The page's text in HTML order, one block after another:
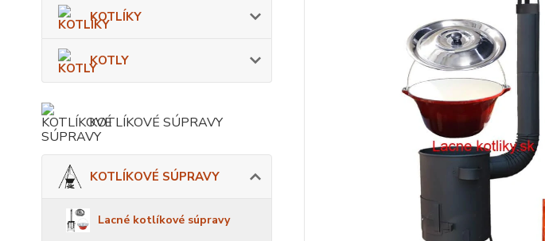
KOTLÍKY
KOTLY
KOTLÍKOVÉ SÚPRAVY
KOTLÍKOVÉ SÚPRAVY
Lacné kotlíkové súpravy